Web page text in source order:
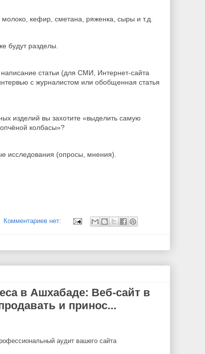
молоко, кефир, сметана, ряженка, сыры и т.д.
будут разделы.
статьи (для СМИ, Интернет-сайта
с журналистом или обобщенная статья
изделий вы захотите «выделить самую
колбасы»?
исследования (опросы, мнения).
Комментариев нет:
в Ашхабаде: Веб-сайт в
и принос...
аудит вашего сайта